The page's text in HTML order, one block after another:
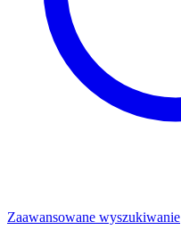
Zaawansowane wyszukiwanie